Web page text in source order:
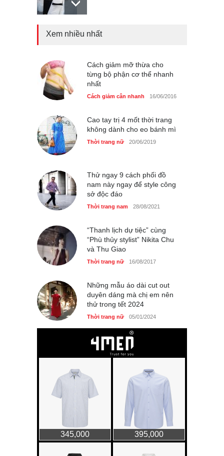
Mẫu áo khoác đẹp cho phụ
Chiếc áo dài cưới của Hoa
hậu Đỗ Hà ?
Xem nhiều nhất
Cách giảm mỡ thừa cho
từng bộ phận cơ thể nhanh
nhất
Cách giảm cân nhanh 16/06/2016
Cao tay trị 4 mốt thời trang
không dành cho eo bánh mì
Thời trang nữ 20/06/2019
Thử ngay 9 cách phối đồ
nam này ngay để style công
sở độc đáo
Thời trang nam 28/08/2021
“Thanh lịch dự tiệc” cùng
“Phù thủy stylist” Nikita Chu
và Thu Giao
Thời trang nữ 16/08/2017
Những mẫu áo dài cut out
duyên dáng mà chị em nên
thử trong tết 2024
Thời trang nữ 05/01/2024